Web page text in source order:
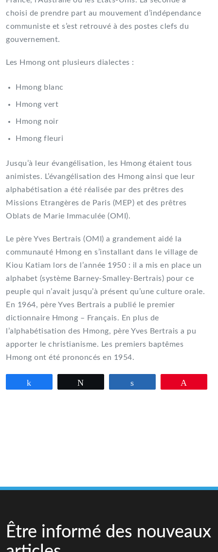
choisi de prendre part au mouvement d’indépendance
communiste et s’est retrouvé à des postes clefs du
gouvernement.
Les Hmong ont plusieurs dialectes :
Hmong blanc
Hmong vert
Hmong noir
Hmong fleuri
Jusqu’à leur évangélisation, les Hmong étaient tous
animistes. L’évangélisation des Hmong ainsi que leur
alphabétisation a été réalisée par des prêtres des
Missions Etrangères de Paris (MEP) et des prêtres
Oblats de Marie Immaculée (OMI).
Le père Yves Bertrais (OMI) a grandement aidé la
communauté Hmong en s’installant dans le village de
Kiou Katiam lors de l’année 1950 : il a mis en place un
alphabet (système Barney-Smalley-Bertrais) pour ce
peuple qui n’avait jusqu’à présent qu’une culture orale.
En 1964, père Yves Bertrais a publié le premier
dictionnaire Hmong – Français. En plus de
l’alphabétisation des Hmong, père Yves Bertrais a pu
apporter le christianisme. Les premiers baptêmes
Hmong ont été prononcés en 1954.
Être informé des nouveaux